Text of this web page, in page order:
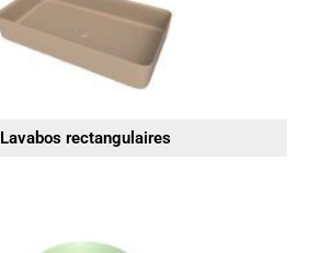
Lavabos rectangulaires